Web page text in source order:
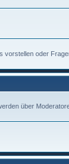
oder
über